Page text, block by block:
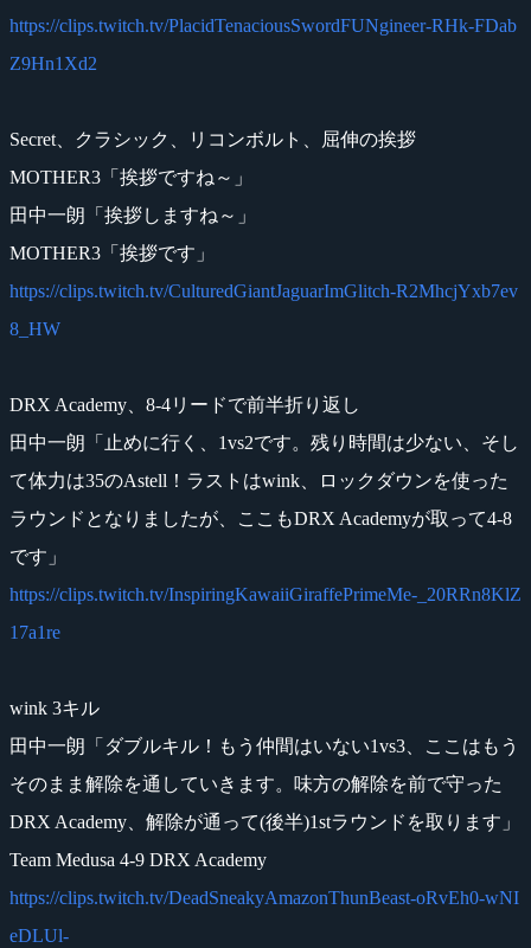
https://clips.twitch.tv/PlacidTenaciousSwordFUNgineer-RHk-FDab
Z9Hn1Xd2
Secret、クラシック、リコンボルト、屈伸の挨拶
MOTHER3「挨拶ですね～」
田中一朗「挨拶しますね～」
MOTHER3「挨拶です」
https://clips.twitch.tv/CulturedGiantJaguarImGlitch-R2MhcjYxb7ev
8_HW
DRX Academy、8-4リードで前半折り返し
田中一朗「止めに行く、1vs2です。残り時間は少ない、そし
て体力は35のAstell！ラストはwink、ロックダウンを使った
ラウンドとなりましたが、ここもDRX Academyが取って4-8
です」
https://clips.twitch.tv/InspiringKawaiiGiraffePrimeMe-_20RRn8KlZ
17a1re
wink 3キル
田中一朗「ダブルキル！もう仲間はいない1vs3、ここはもう
そのまま解除を通していきます。味方の解除を前で守った
DRX Academy、解除が通って(後半)1stラウンドを取ります」
Team Medusa 4-9 DRX Academy
https://clips.twitch.tv/DeadSneakyAmazonThunBeast-oRvEh0-wNI
eDLUl-